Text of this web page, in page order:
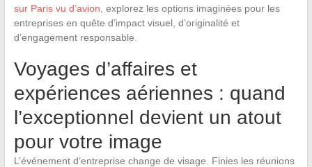
sur Paris vu d’avion , explorez les options imaginées pour les
entreprises en quête d’impact visuel, d’originalité et
d’engagement responsable.
Voyages d’affaires et
expériences aériennes : quand
l’exceptionnel devient un atout
pour votre image
L’événement d’entreprise change de visage. Finies les réunions